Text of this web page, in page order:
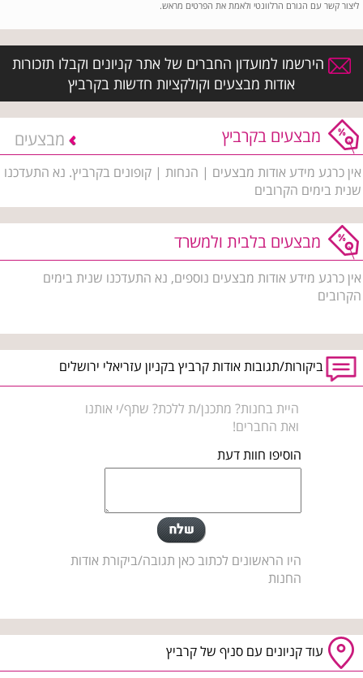
ליצור קשר עם הגורם הרלוונטי ולאמת את הפרטים מראש.
הירשמו למועדון החברים של אתר קניונים וקבלו תזכורות
אודות מבצעים וקולקציות חדשות בקרביץ
מבצעים בקרביץ מבצעים
אין כרגע מידע אודות מבצעים | הנחות | קופונים בקרביץ. נא התעדכנו
שנית בימים הקרובים
מבצעים בלבית ולמשרד
אין כרגע מידע אודות מבצעים נוספים, נא התעדכנו שנית בימים
הקרובים
ביקורות/תגובות אודות קרביץ בקניון עזריאלי ירושלים
היית בחנות? מתכנן/ת ללכת? שתף/י אותנו
ואת החברים!
הוסיפו חוות דעת
היו הראשונים לכתוב כאן תגובה/ביקורת אודות
החנות
עוד קניונים עם סניף של קרביץ